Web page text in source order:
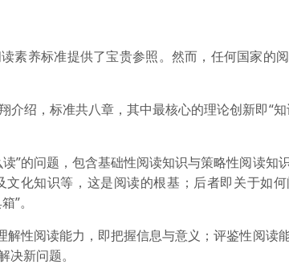
素养标准提供了宝贵参照。然而，任何国家的
介绍，标准共八章，其中最核心的理论创新即“
”的问题，包含基础性阅读知识与策略性阅读知
化知识等，这是阅读的根基；后者即关于如
”。
性阅读能力，即把握信息与意义；评鉴性阅读
新问题。